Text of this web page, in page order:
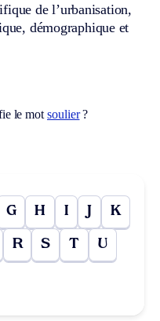
de l’urbanisation,
démographique et
le mot soulier?
G H I J K
R S T U